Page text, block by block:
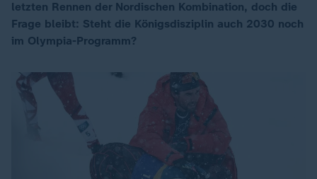
letzten Rennen der Nordischen Kombination, doch die
Frage bleibt: Steht die Königsdisziplin auch 2030 noch
im Olympia-Programm?